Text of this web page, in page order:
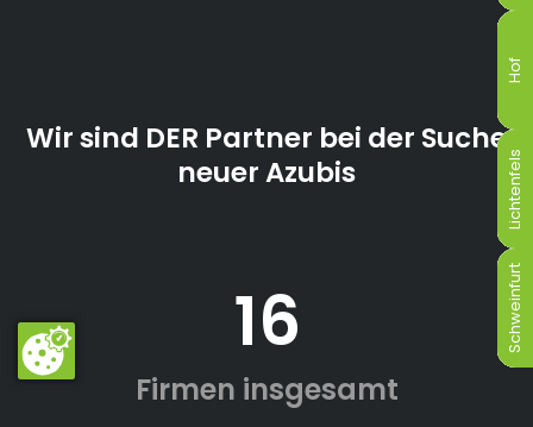
Hof
Lichtenfels
Schweinfurt
Hof
Lichtenfels
Schweinfurt
Hof
Lichtenfels
Schweinfurt
Hof
Lichtenfels
Schweinfurt
Hof
Lichtenfels
Schweinfurt
Hof
Lichtenfels
Schweinfurt
Wir sind DER Partner bei der Suche
neuer Azubis
16
Firmen insgesamt